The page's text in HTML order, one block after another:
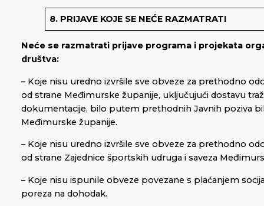
8. PRIJAVE KOJE SE NEĆE RAZMATRATI
Neće se razmatrati prijave programa i projekata
društva:
– Koje nisu uredno izvršile sve obveze za prethodno
od strane Međimurske županije, uključujući dostavu
dokumentacije, bilo putem prethodnih Javnih poziva
Međimurske županije.
– Koje nisu uredno izvršile sve obveze za prethodno
od strane Zajednice športskih udruga i saveza
– Koje nisu ispunile obveze povezane s plaćanjem
poreza na dohodak.